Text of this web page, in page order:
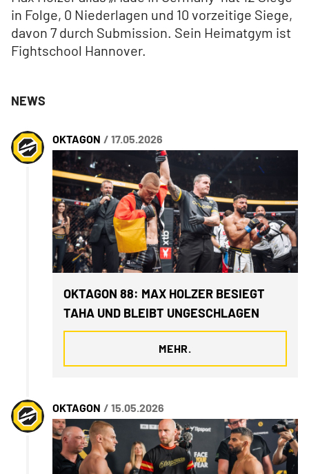
in Folge, 0 Niederlagen und 10 vorzeitige Siege,
davon 7 durch Submission. Sein Heimatgym ist
Fightschool Hannover.
NEWS
OKTAGON / 17.05.2026
OKTAGON 88: MAX HOLZER BESIEGT
TAHA UND BLEIBT UNGESCHLAGEN
MEHR.
OKTAGON / 15.05.2026